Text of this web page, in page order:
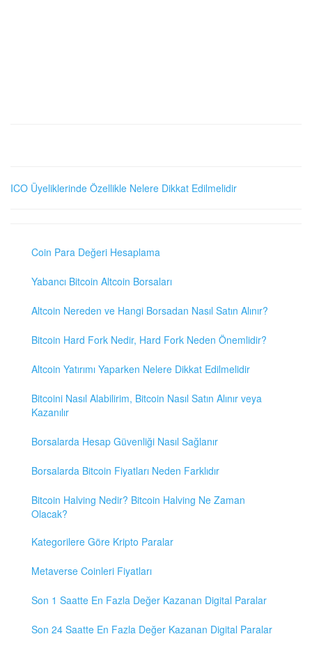
ICO Üyeliklerinde Özellikle Nelere Dikkat Edilmelidir
Coin Para Değeri Hesaplama
Yabancı Bitcoin Altcoin Borsaları
Altcoin Nereden ve Hangi Borsadan Nasıl Satın Alınır?
Bitcoin Hard Fork Nedir, Hard Fork Neden Önemlidir?
Altcoin Yatırımı Yaparken Nelere Dikkat Edilmelidir
Bitcoini Nasıl Alabilirim, Bitcoin Nasıl Satın Alınır veya
Kazanılır
Borsalarda Hesap Güvenliği Nasıl Sağlanır
Borsalarda Bitcoin Fiyatları Neden Farklıdır
Bitcoin Halving Nedir? Bitcoin Halving Ne Zaman
Olacak?
Kategorilere Göre Kripto Paralar
Metaverse Coinleri Fiyatları
Son 1 Saatte En Fazla Değer Kazanan Digital Paralar
Son 24 Saatte En Fazla Değer Kazanan Digital Paralar